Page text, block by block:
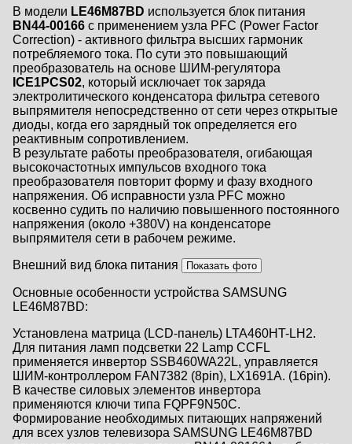
В модели LE46M87BD используется блок питания
BN44-00166 с применением узла PFC (Power Factor
Correction) - активного фильтра высших гармоник
потребляемого тока. По сути это повышающий
преобразователь на основе ШИМ-регулятора
ICE1PCS02, который исключает ток заряда
электролитического конденсатора фильтра сетевого
выпрямителя непосредственно от сети через открытые
диоды, когда его зарядный ток определяется его
реактивным сопротивлением.
В результате работы преобразователя, огибающая
высокочастотных импульсов входного тока
преобразователя повторит форму и фазу входного
напряжения. Об исправности узла PFC можно
косвенно судить по наличию повышенного постоянного
напряжения (около +380V) на конденсаторе
выпрямителя сети в рабочем режиме.
Внешний вид блока питания
Основные особенности устройства SAMSUNG
LE46M87BD:
Установлена матрица (LCD-панель) LTA460HT-LH2.
Для питания ламп подсветки 22 Lamp CCFL
применяется инвертор SSB460WA22L, управляется
ШИМ-контроллером FAN7382 (8pin), LX1691A. (16pin).
В качестве силовых элементов инвертора
применяются ключи типа FQPF9N50C.
Формирование необходимых питающих напряжений
для всех узлов телевизора SAMSUNG LE46M87BD